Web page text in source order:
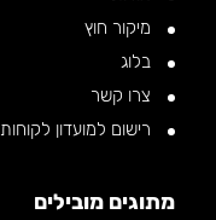
מיקור חוץ
בלוג
צרו קשר
רישום למועדון לקוחות
מתוגים מובילים